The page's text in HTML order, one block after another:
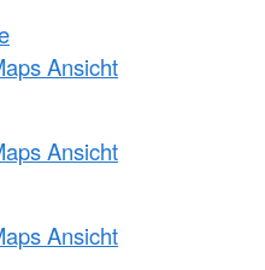
Ansicht
Ansicht
Ansicht